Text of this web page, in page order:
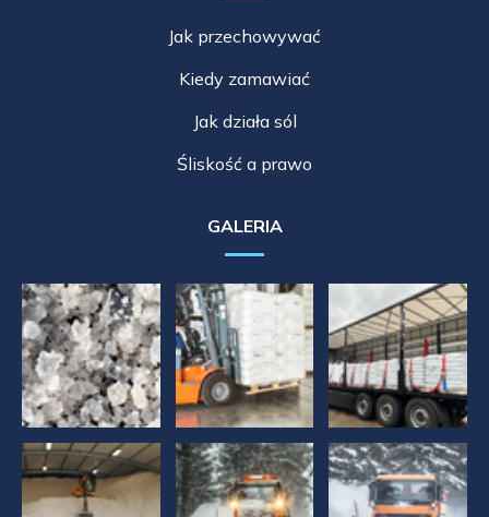
Jak przechowywać
Kiedy zamawiać
Jak działa sól
Śliskość a prawo
GALERIA